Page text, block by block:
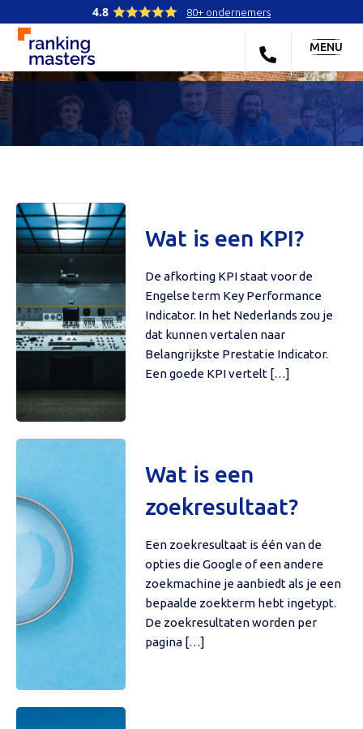
4.8 80+ ondernemers
MENU
Wat is een KPI?
De afkorting KPI staat voor de
Engelse term Key Performance
Indicator. In het Nederlands zou je
dat kunnen vertalen naar
Belangrijkste Prestatie Indicator.
Een goede KPI vertelt […]
Wat is een
zoekresultaat?
Een zoekresultaat is één van de
opties die Google of een andere
zoekmachine je aanbiedt als je een
bepaalde zoekterm hebt ingetypt.
De zoekresultaten worden per
pagina […]